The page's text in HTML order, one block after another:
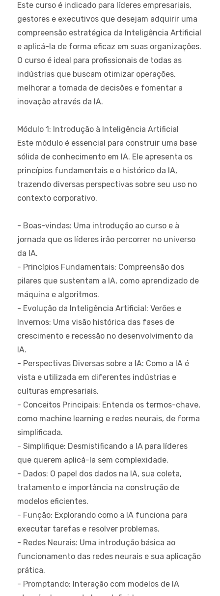
Este curso é indicado para líderes empresariais,
gestores e executivos que desejam adquirir uma
compreensão estratégica da Inteligência Artificial
e aplicá-la de forma eficaz em suas organizações.
O curso é ideal para profissionais de todas as
indústrias que buscam otimizar operações,
melhorar a tomada de decisões e fomentar a
inovação através da IA.
Módulo 1: Introdução à Inteligência Artificial
Este módulo é essencial para construir uma base
sólida de conhecimento em IA. Ele apresenta os
princípios fundamentais e o histórico da IA,
trazendo diversas perspectivas sobre seu uso no
contexto corporativo.
- Boas-vindas: Uma introdução ao curso e à
jornada que os líderes irão percorrer no universo
da IA.
- Princípios Fundamentais: Compreensão dos
pilares que sustentam a IA, como aprendizado de
máquina e algoritmos.
- Evolução da Inteligência Artificial: Verões e
Invernos: Uma visão histórica das fases de
crescimento e recessão no desenvolvimento da
IA.
- Perspectivas Diversas sobre a IA: Como a IA é
vista e utilizada em diferentes indústrias e
culturas empresariais.
- Conceitos Principais: Entenda os termos-chave,
como machine learning e redes neurais, de forma
simplificada.
- Simplifique: Desmistificando a IA para líderes
que querem aplicá-la sem complexidade.
- Dados: O papel dos dados na IA, sua coleta,
tratamento e importância na construção de
modelos eficientes.
- Função: Explorando como a IA funciona para
executar tarefas e resolver problemas.
- Redes Neurais: Uma introdução básica ao
funcionamento das redes neurais e sua aplicação
prática.
- Promptando: Interação com modelos de IA